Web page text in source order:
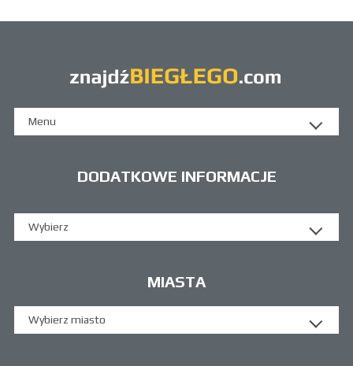
Menu
DODATKOWE INFORMACJE
Wybierz
MIASTA
Wybierz miasto